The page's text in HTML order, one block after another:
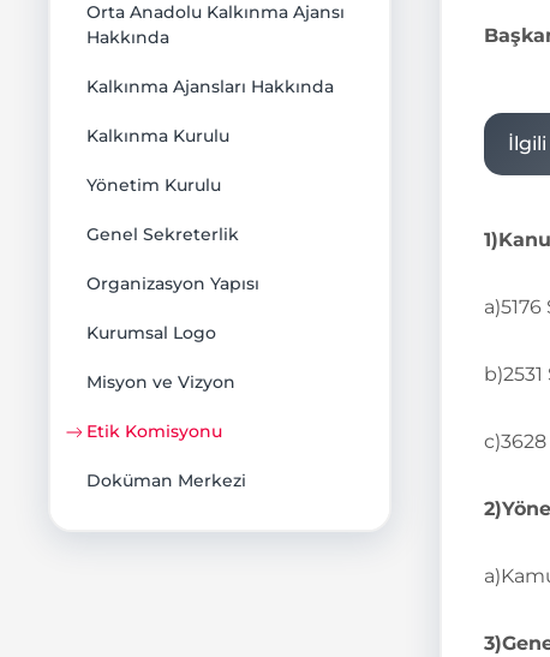
Orta Anadolu Kalkınma Ajansı
Hakkında
Kalkınma Ajansları Hakkında
Kalkınma Kurulu
Yönetim Kurulu
Genel Sekreterlik
Organizasyon Yapısı
Kurumsal Logo
Misyon ve Vizyon
Etik Komisyonu
Doküman Merkezi